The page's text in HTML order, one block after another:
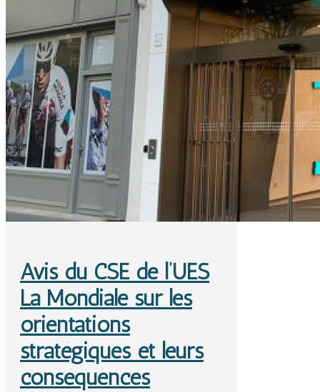
Avis du CSE de l’UES
La Mondiale sur les
orientations
stratégiques et leurs
conséquences